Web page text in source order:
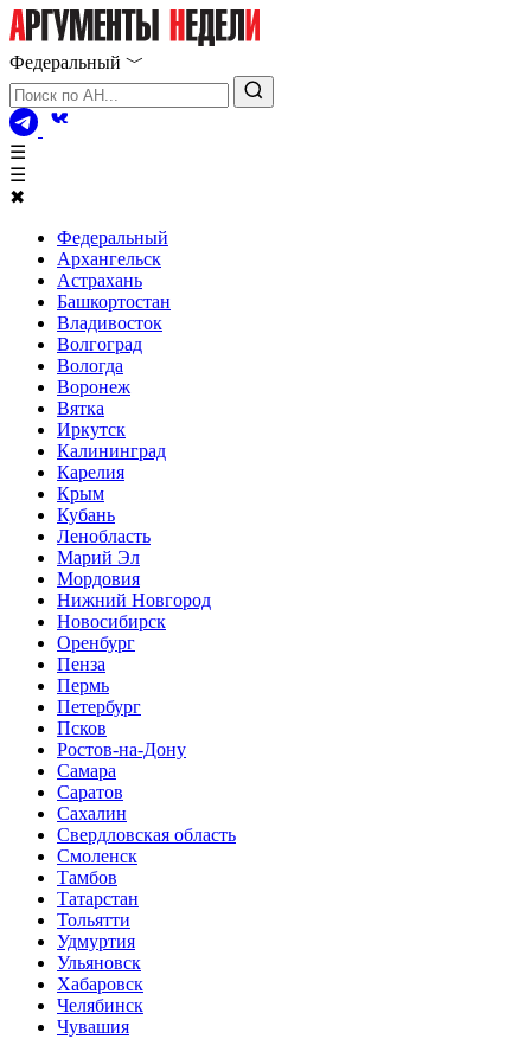
Федеральный ﹀
☰
☰
✖
Федеральный
Архангельск
Астрахань
Башкортостан
Владивосток
Волгоград
Вологда
Воронеж
Вятка
Иркутск
Калининград
Карелия
Крым
Кубань
Ленобласть
Марий Эл
Мордовия
Нижний Новгород
Новосибирск
Оренбург
Пенза
Пермь
Петербург
Псков
Ростов-на-Дону
Самара
Саратов
Сахалин
Свердловская область
Смоленск
Тамбов
Татарстан
Тольятти
Удмуртия
Ульяновск
Хабаровск
Челябинск
Чувашия